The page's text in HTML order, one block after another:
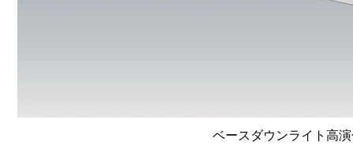
ベースダウンライト高